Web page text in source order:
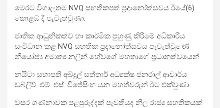
මෙරට විශාලතම NVQ සහතිකපත් ප්‍රදානෝත්සවය ඊයේ(6)
කොළඹ දී පැවැත්වුණා.
ජාතික ආධුනිකත්ව හා කාර්මික පුහුණු කිරීමේ අධිකාරිය
සංවිධාන කළ NVQ සහතික ප්‍රදානෝත්සවය පැවැත්වුණේ
නියෝජ්‍ය අමාත්‍ය නලින් හේවගේ මහතාගේ ප්‍රධානත්වයෙන්.
නයිටා සභාපති අබ්දූල් සත්තාර් අධ්‍යක්ෂ ජනරාල් ආචාර්ය
ඩබ්ලිව්. එම්. එස්. විජේසිංහ යන මහත්වරුන් ඊට එක්වුණා.
වසර ගණනාවක පළපුරුද්දක් පැවතියද නිල රාජ්‍ය සහතිකයක්